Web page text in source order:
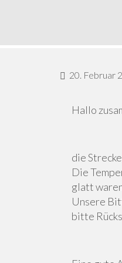
20. Februar
Hallo
die
Die
glatt
Unsere
bitte